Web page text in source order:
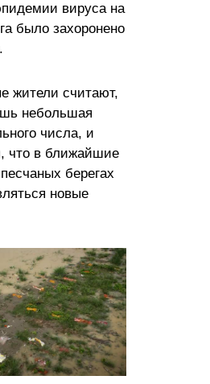
вируса на
было захоронено
жители считают,
небольшая
числа, и
что в ближайшие
берегах
новые